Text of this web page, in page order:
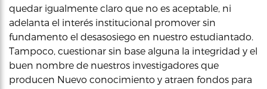
quedar igualmente claro que no es aceptable, ni
adelanta el interés institucional promover sin
fundamento el desasosiego en nuestro estudiantado.
Tampoco, cuestionar sin base alguna la integridad y el
buen nombre de nuestros investigadores que
producen Nuevo conocimiento y atraen fondos para